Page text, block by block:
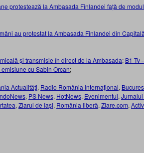
protestează la Ambasada Finlandei față de
au protestat la Ambasada Finlandei din
şi transmisie în direct de la Ambasada; B1 Tv
emisiune cu Sabin Orcan;
Actualităţi, Radio România Internaţional,
, PS News, HotNews, Evenimentul,
, Ziarul de Iaşi, România liberă, Ziare.com,